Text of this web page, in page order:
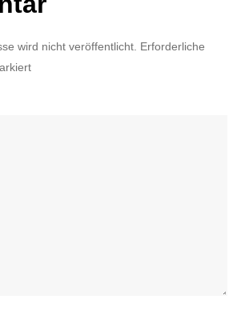
wird nicht veröffentlicht. Erforderliche